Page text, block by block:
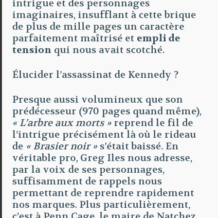
intrigue et des personnages
imaginaires, insufflant à cette brique
de plus de mille pages un caractère
parfaitement maîtrisé et empli de
tension qui nous avait scotché.
Élucider l’assassinat de Kennedy ?
Presque aussi volumineux que son
prédécesseur (970 pages quand même),
« L’arbre aux morts » reprend le fil de
l’intrigue précisément là où le rideau
de « Brasier noir » s’était baissé. En
véritable pro, Greg Iles nous adresse,
par la voix de ses personnages,
suffisamment de rappels nous
permettant de reprendre rapidement
nos marques. Plus particulièrement,